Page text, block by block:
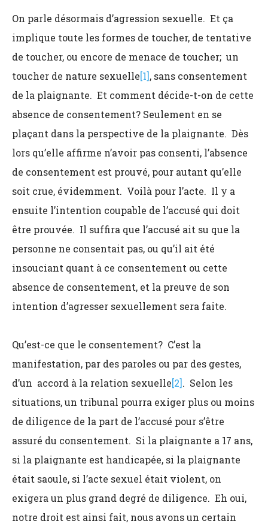
On parle désormais d’agression sexuelle. Et ça
implique toute les formes de toucher, de tentative
de toucher, ou encore de menace de toucher; un
toucher de nature sexuelle[1], sans consentement
de la plaignante. Et comment décide-t-on de cette
absence de consentement? Seulement en se
plaçant dans la perspective de la plaignante. Dès
lors qu’elle affirme n’avoir pas consenti, l’absence
de consentement est prouvé, pour autant qu’elle
soit crue, évidemment. Voilà pour l’acte. Il y a
ensuite l’intention coupable de l’accusé qui doit
être prouvée. Il suffira que l’accusé ait su que la
personne ne consentait pas, ou qu’il ait été
insouciant quant à ce consentement ou cette
absence de consentement, et la preuve de son
intention d’agresser sexuellement sera faite.
Qu’est-ce que le consentement? C’est la
manifestation, par des paroles ou par des gestes,
d’un accord à la relation sexuelle[2]. Selon les
situations, un tribunal pourra exiger plus ou moins
de diligence de la part de l’accusé pour s’être
assuré du consentement. Si la plaignante a 17 ans,
si la plaignante est handicapée, si la plaignante
était saoule, si l’acte sexuel était violent, on
exigera un plus grand degré de diligence. Eh oui,
notre droit est ainsi fait, nous avons un certain